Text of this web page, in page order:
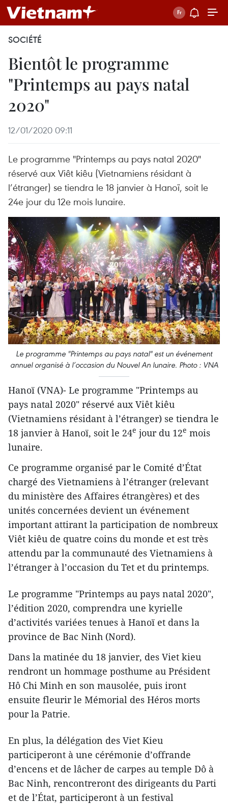
SOCIÉTÉ
Bientôt le programme
"Printemps au pays natal
2020"
12/01/2020 09:11
Le programme "Printemps au pays natal 2020"
réservé aux Viêt kiêu (Vietnamiens résidant à
l’étranger) se tiendra le 18 janvier à Hanoï, soit le
24e jour du 12e mois lunaire.
Le programme "Printemps au pays natal" est un événement
annuel organisé à l’occasion du Nouvel An lunaire. Photo : VNA
Hanoï (VNA)- Le programme "Printemps au
pays natal 2020" réservé aux Viêt kiêu
(Vietnamiens résidant à l’étranger) se tiendra le
18 janvier à Hanoï, soit le 24e jour du 12e mois
lunaire.
Ce programme organisé par le Comité d’État
chargé des Vietnamiens à l’étranger (relevant
du ministère des Affaires étrangères) et des
unités concernées devient un événement
important attirant la participation de nombreux
Viêt kiêu de quatre coins du monde et est très
attendu par la communauté des Vietnamiens à
l’étranger à l’occasion du Tet et du printemps.
Le programme "Printemps au pays natal 2020",
l’édition 2020, comprendra une kyrielle
d’activités variées tenues à Hanoï et dans la
province de Bac Ninh (Nord).
Dans la matinée du 18 janvier, des Viet kieu
rendront un hommage posthume au Président
Hô Chi Minh en son mausolée, puis iront
ensuite fleurir le Mémorial des Héros morts
pour la Patrie.
En plus, la délégation des Viet Kieu
participeront à une cérémonie d’offrande
d’encens et de lâcher de carpes au temple Dô à
Bac Ninh, rencontreront des dirigeants du Parti
et de l’État, participeront à un festival